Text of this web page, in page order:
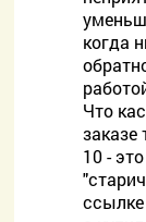
когда
Что
заказе
10 -
ссылке